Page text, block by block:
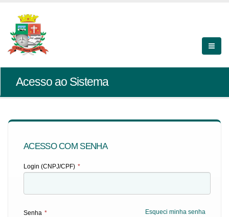
Acesso ao Sistema
ACESSO COM SENHA
Login (CNPJ/CPF) *
Esqueci minha senha
Senha *